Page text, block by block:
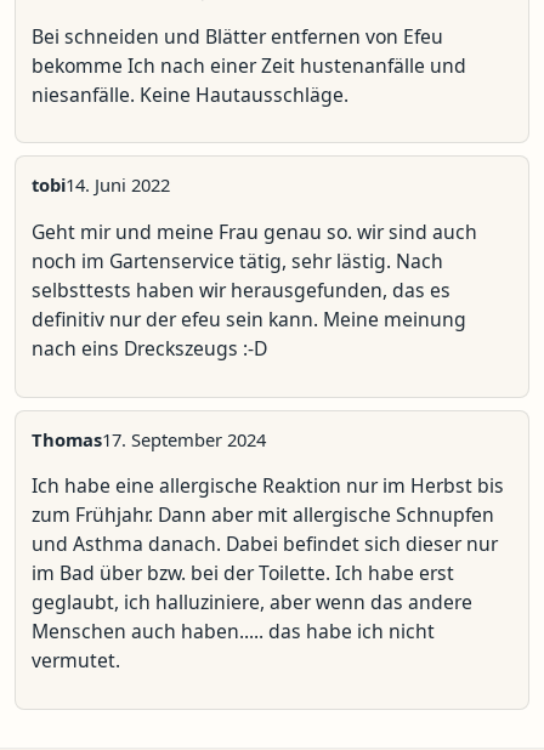
Bei schneiden und Blätter entfernen von Efeu
bekomme Ich nach einer Zeit hustenanfälle und
niesanfälle. Keine Hautausschläge.
tobi14. Juni 2022
Geht mir und meine Frau genau so. wir sind auch
noch im Gartenservice tätig, sehr lästig. Nach
selbsttests haben wir herausgefunden, das es
definitiv nur der efeu sein kann. Meine meinung
nach eins Dreckszeugs :-D
Thomas17. September 2024
Ich habe eine allergische Reaktion nur im Herbst bis
zum Frühjahr. Dann aber mit allergische Schnupfen
und Asthma danach. Dabei befindet sich dieser nur
im Bad über bzw. bei der Toilette. Ich habe erst
geglaubt, ich halluziniere, aber wenn das andere
Menschen auch haben..... das habe ich nicht
vermutet.